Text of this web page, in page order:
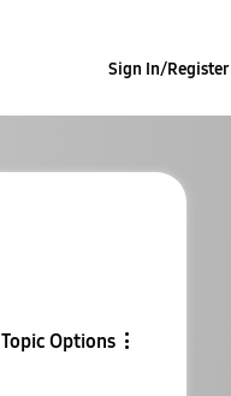
Sign In/Register
Topic Options